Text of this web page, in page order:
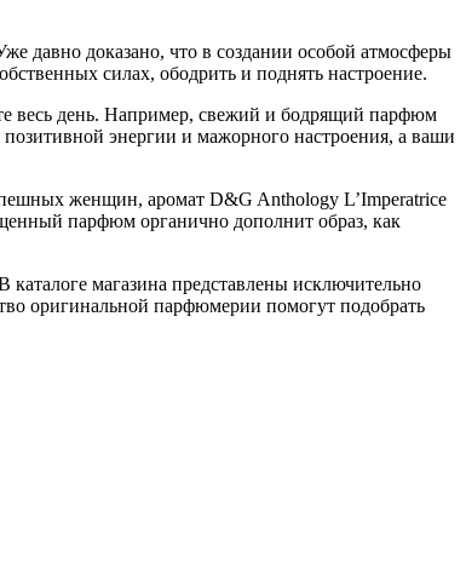
давно доказано, что в создании особой атмосферы
силах, ободрить и поднять настроение.
весь день. Например, свежий и бодрящий парфюм
энергии и мажорного настроения, а ваши
женщин, аромат D&G Anthology L’Imperatrice
парфюм органично дополнит образ, как
магазина представлены исключительно
оригинальной парфюмерии помогут подобрать